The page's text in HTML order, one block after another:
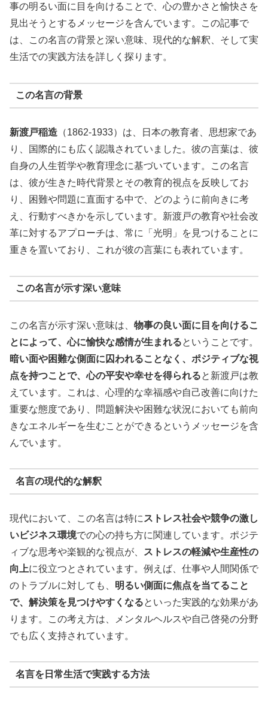
事の明るい面に目を向けることで、心の豊かさと愉快さを
見出そうとするメッセージを含んでいます。この記事で
は、この名言の背景と深い意味、現代的な解釈、そして実
生活での実践方法を詳しく探ります。
この名言の背景
新渡戸稲造 （1862-1933）は、日本の教育者、思想家であ
り、国際的にも広く認識されていました。彼の言葉は、彼
自身の人生哲学や教育理念に基づいています。この名言
は、彼が生きた時代背景とその教育的視点を反映してお
り、困難や問題に直面する中で、どのように前向きに考
え、行動すべきかを示しています。新渡戸の教育や社会改
革に対するアプローチは、常に「光明」を見つけることに
重きを置いており、これが彼の言葉にも表れています。
この名言が示す深い意味
この名言が示す深い意味は、 物事の良い面に目を向けるこ
とによって、心に愉快な感情が生まれるということです。
暗い面や困難な側面に囚われることなく、ポジティブな視
点を持つことで、心の平安や幸せを得られると新渡戸は教
えています。これは、心理的な幸福感や自己改善に向けた
重要な態度であり、問題解決や困難な状況においても前向
きなエネルギーを生むことができるというメッセージを含
んでいます。
名言の現代的な解釈
現代において、この名言は特に ストレス社会や競争の激し
いビジネス環境での心の持ち方に関連しています。ポジテ
ィブな思考や楽観的な視点が、
ストレスの軽減や生産性の
向上に役立つとされています。例えば、仕事や人間関係で
のトラブルに対しても、 明るい側面に焦点を当てること
で、解決策を見つけやすくなるといった実践的な効果があ
ります。この考え方は、メンタルヘルスや自己啓発の分野
でも広く支持されています。
名言を日常生活で実践する方法